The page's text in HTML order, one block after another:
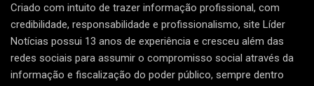
Criado com intuito de trazer informação profissional, com
credibilidade, responsabilidade e profissionalismo, site Líder
Notícias possui 13 anos de experiência e cresceu além das
redes sociais para assumir o compromisso social através da
informação e fiscalização do poder público, sempre dentro